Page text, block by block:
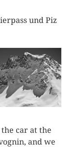
und Piz
car at the
and we